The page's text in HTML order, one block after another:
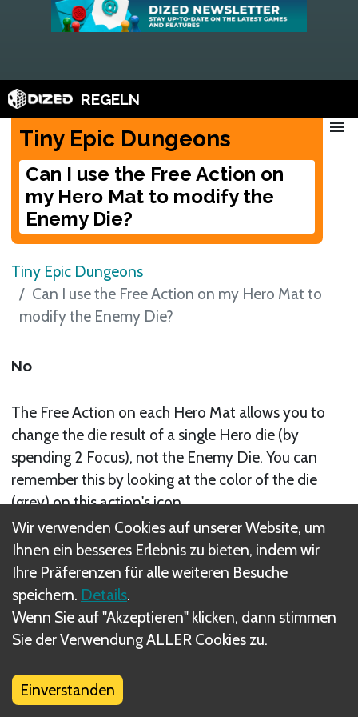
REGELN
Tiny Epic Dungeons
Can I use the Free Action on
my Hero Mat to modify the
Enemy Die?
menu
Tiny Epic Dungeons
Can I use the Free Action on my Hero Mat to
modify the Enemy Die?
No
The Free Action on each Hero Mat allows you to
change the die result of a single Hero die (by
spending 2 Focus), not the Enemy Die. You can
remember this by looking at the color of the die
(grey) on this action's icon.
Verwandte Regel(n)
Modify a Hero Die by 1
Was sind DIZED Regeln?
Wir verwenden Cookies auf unserer Website, um
Ihnen ein besseres Erlebnis zu bieten, indem wir
Ihre Präferenzen für alle weiteren Besuche
speichern. Details.
Wenn Sie auf "Akzeptieren" klicken, dann stimmen
Sie der Verwendung ALLER Cookies zu.
Einverstanden